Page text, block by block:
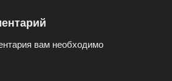
вам необходимо